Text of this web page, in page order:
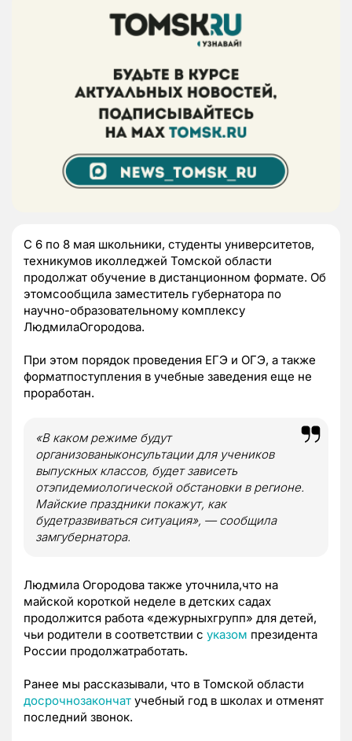
С 6 по 8 мая школьники, студенты университетов,
техникумов иколледжей Томской области
продолжат обучение в дистанционном формате. Об
этомсообщила заместитель губернатора по
научно-образовательному комплексу
ЛюдмилаОгородова.
При этом порядок проведения ЕГЭ и ОГЭ, а также
форматпоступления в учебные заведения еще не
проработан.
«В каком режиме будут
организованыконсультации для учеников
выпускных классов, будет зависеть
отэпидемиологической обстановки в регионе.
Майские праздники покажут, как
будетразвиваться ситуация», — сообщила
замгубернатора.
Людмила Огородова также уточнила,что на
майской короткой неделе в детских садах
продолжится работа «дежурныхгрупп» для детей,
чьи родители в соответствии с указом президента
России продолжатработать.
Ранее мы рассказывали, что в Томской области
досрочнозакончат учебный год в школах и отменят
последний звонок.